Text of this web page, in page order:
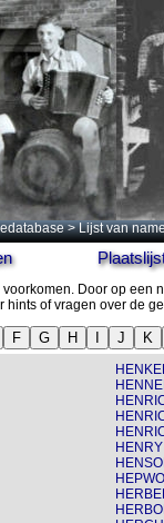
> Lijst van
Door op
hints of vragen over de
F G H J K
HENRY